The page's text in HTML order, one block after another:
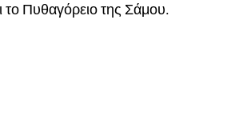
το Πυθαγόρειο της Σάμου.